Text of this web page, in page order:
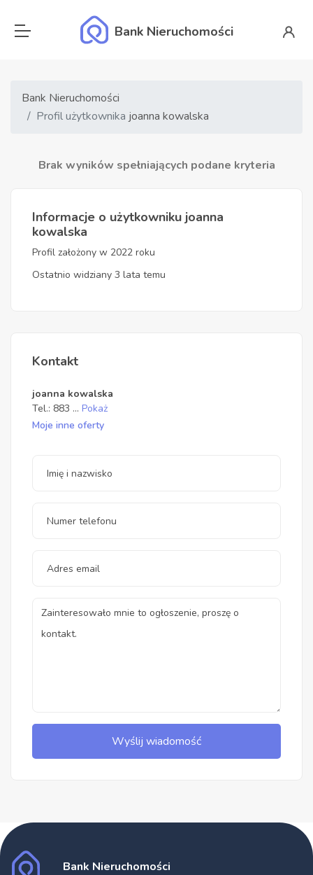
Bank Nieruchomości
Bank Nieruchomości
Profil użytkownika joanna kowalska
Brak wyników spełniających podane kryteria
Informacje o użytkowniku joanna
kowalska
Profil założony w 2022 roku
Ostatnio widziany 3 lata temu
Kontakt
joanna kowalska
Tel.: 883 ... Pokaż
Moje inne oferty
Wyślij wiadomość
Bank Nieruchomości